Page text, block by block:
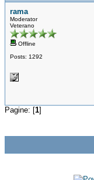
rama
Moderator
Veterano
Offline
Posts: 1292
Pagine: [1]